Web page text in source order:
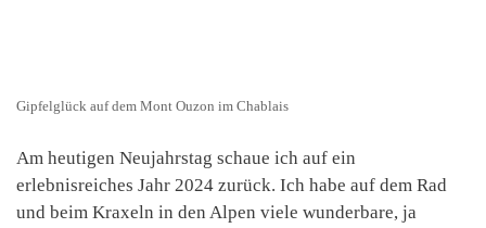
Gipfelglück auf dem Mont Ouzon im Chablais
Am heutigen Neujahrstag schaue ich auf ein
erlebnisreiches Jahr 2024 zurück. Ich habe auf dem Rad
und beim Kraxeln in den Alpen viele wunderbare, ja